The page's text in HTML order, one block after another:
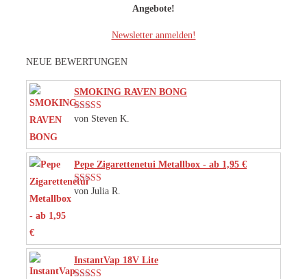
Angebote!
Newsletter anmelden!
NEUE BEWERTUNGEN
SMOKING RAVEN BONG
Bewertet mit
von Steven K.
Pepe Zigarettenetui Metallbox - ab 1,95 €
Bewertet mit
von Julia R.
InstantVap 18V Lite